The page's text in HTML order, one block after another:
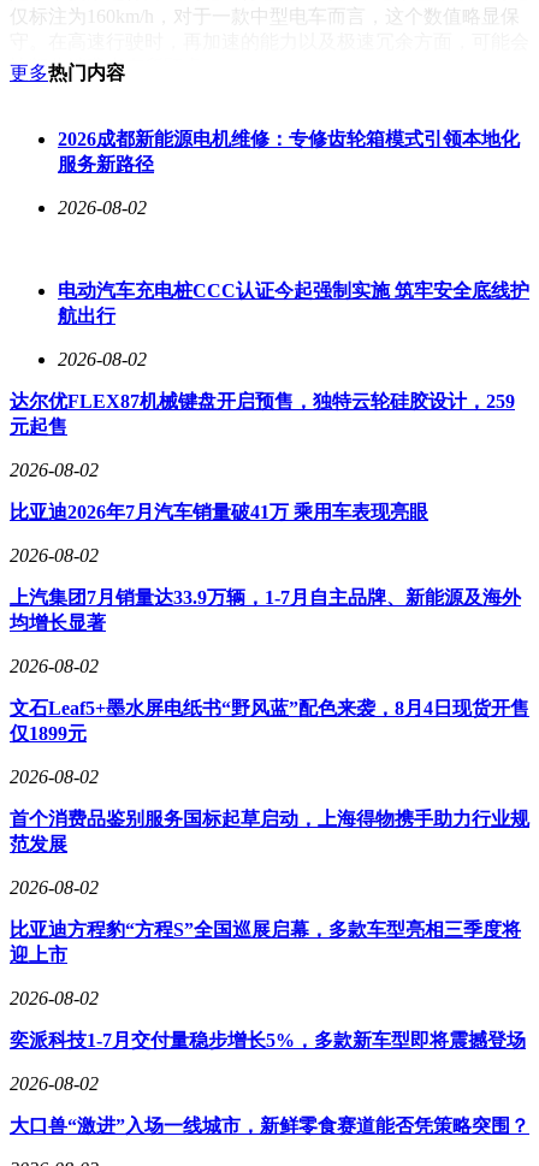
仅标注为160km/h，对于一款中型电车而言，这个数值略显保
让部分消费者有所顾虑。
出众、配置丰富、空间合理，而且骨子里还保留着德系车特有
的紧致感，这是新势力品牌短时间内难以模仿的。当然，它也
本，适当提高极速，为喜欢驾驶操控的消费者提供更多选择；
里的续航虽能满足日常需求，但若在价格合理的前提下，提供
更大容量电池的选项，长途出行时会更让人安心。
价格是消费者最为关心的因素之一。目前官方尚未公布与众07
的最终售价，需等到5月23日上市时才能揭晓。从其配置来
制定出一个实在的价格，不给后期降价留余地，那么它很有可
能成为合资纯电车市场中真正走量的车型。毕竟对于普通消费
者来说，划算就是买的时候不心疼，用起来不后悔。
更多热门内容
2026成都新能源电机维修：专修齿轮箱模式引领本地化
服务新路径
2026-08-02
电动汽车充电桩CCC认证今起强制实施 筑牢安全底线护
航出行
2026-08-02
达尔优FLEX87机械键盘开启预售，独特云轮硅胶设计，259
元起售
2026-08-02
比亚迪2026年7月汽车销量破41万 乘用车表现亮眼
2026-08-02
上汽集团7月销量达33.9万辆，1-7月自主品牌、新能源及海外
均增长显著
2026-08-02
文石Leaf5+墨水屏电纸书“野风蓝”配色来袭，8月4日现货开售
仅1899元
2026-08-02
首个消费品鉴别服务国标起草启动，上海得物携手助力行业规
范发展
2026-08-02
比亚迪方程豹“方程S”全国巡展启幕，多款车型亮相三季度将
迎上市
2026-08-02
奕派科技1-7月交付量稳步增长5%，多款新车型即将震撼登场
2026-08-02
大口兽“激进”入场一线城市，新鲜零食赛道能否凭策略突围？